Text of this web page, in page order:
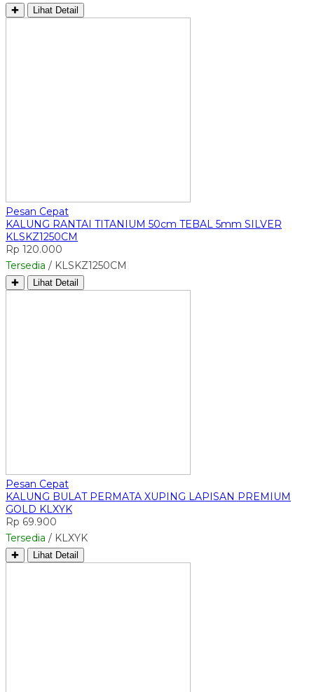
✚ Lihat Detail
Pesan Cepat
KALUNG RANTAI TITANIUM 50cm TEBAL 5mm SILVER
KLSKZ1250CM
Rp 120.000
Tersedia / KLSKZ1250CM
✚ Lihat Detail
Pesan Cepat
KALUNG BULAT PERMATA XUPING LAPISAN PREMIUM
GOLD KLXYK
Rp 69.900
Tersedia / KLXYK
✚ Lihat Detail